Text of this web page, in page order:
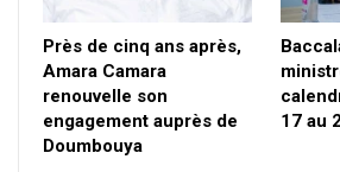
Près de cinq ans après,
Amara Camara
renouvelle son
engagement auprès de
Doumbouya
17 au